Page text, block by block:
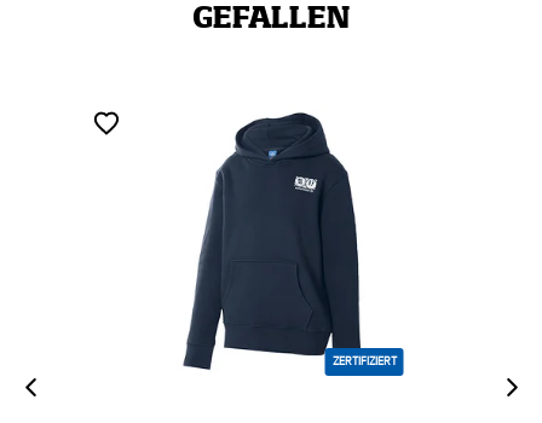
GEFALLEN
ZERTIFIZIERT